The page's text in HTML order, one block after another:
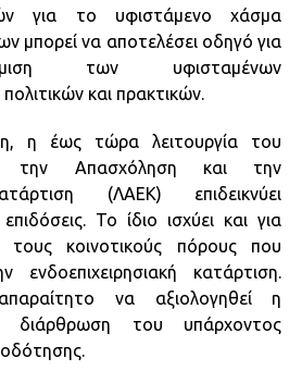
για το υφιστάμενο χάσμα
μπορεί να αποτελέσει οδηγό για
των υφισταμένων
και πρακτικών.
η έως τώρα λειτουργία του
την Απασχόληση και την
(ΛΑΕΚ) επιδεικνύει
Το ίδιο ισχύει και για
τους κοινοτικούς πόρους που
ενδοεπιχειρησιακή κατάρτιση.
να αξιολογηθεί η
διάρθρωση του υπάρχοντος